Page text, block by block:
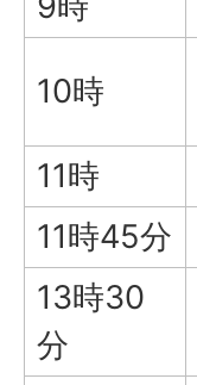
10時
11時
11時45分
13時30
分